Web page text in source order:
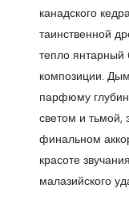
канадского
таинственной
тепло янтарный
композиции.
парфюму
светом и тьмой,
финальном
красоте
малазийского